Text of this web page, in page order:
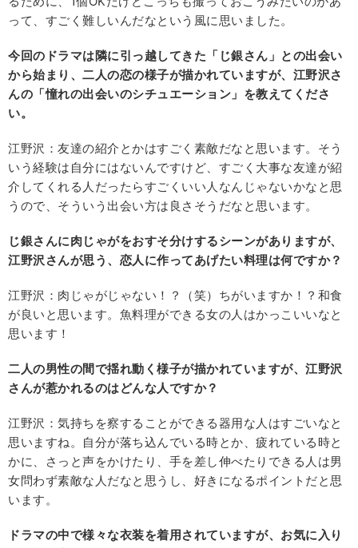
って、すごく難しいんだなという風に思いました。
今回のドラマは隣に引っ越してきた「じ銀さん」との出会い
から始まり、二人の恋の様子が描かれていますが、江野沢さ
んの「憧れの出会いのシチュエーション」を教えてくださ
い。
江野沢：友達の紹介とかはすごく素敵だなと思います。そう
いう経験は自分にはないんですけど、すごく大事な友達が紹
介してくれる人だったらすごくいい人なんじゃないかなと思
うので、そういう出会い方は良さそうだなと思います。
じ銀さんに肉じゃがをおすそ分けするシーンがありますが、
江野沢さんが思う、恋人に作ってあげたい料理は何ですか？
江野沢：肉じゃがじゃない！？（笑）ちがいますか！？和食
が良いと思います。魚料理ができる女の人はかっこいいなと
思います！
二人の男性の間で揺れ動く様子が描かれていますが、江野沢
さんが惹かれるのはどんな人ですか？
江野沢：気持ちを察することができる器用な人はすごいなと
思いますね。自分が落ち込んでいる時とか、疲れている時と
かに、さっと声をかけたり、手を差し伸べたりできる人は男
女問わず素敵な人だなと思うし、好きになるポイントだと思
います。
ドラマの中で様々な衣装を着用されていますが、お気に入り